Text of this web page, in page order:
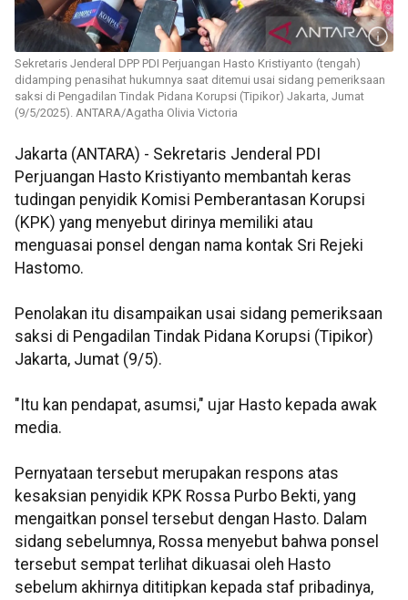
Sekretaris Jenderal DPP PDI Perjuangan Hasto Kristiyanto (tengah)
didamping penasihat hukumnya saat ditemui usai sidang pemeriksaan
saksi di Pengadilan Tindak Pidana Korupsi (Tipikor) Jakarta, Jumat
(9/5/2025). ANTARA/Agatha Olivia Victoria
Jakarta (ANTARA) - Sekretaris Jenderal PDI
Perjuangan Hasto Kristiyanto membantah keras
tudingan penyidik Komisi Pemberantasan Korupsi
(KPK) yang menyebut dirinya memiliki atau
menguasai ponsel dengan nama kontak Sri Rejeki
Hastomo.
Penolakan itu disampaikan usai sidang pemeriksaan
saksi di Pengadilan Tindak Pidana Korupsi (Tipikor)
Jakarta, Jumat (9/5).
"Itu kan pendapat, asumsi," ujar Hasto kepada awak
media.
Pernyataan tersebut merupakan respons atas
kesaksian penyidik KPK Rossa Purbo Bekti, yang
mengaitkan ponsel tersebut dengan Hasto. Dalam
sidang sebelumnya, Rossa menyebut bahwa ponsel
tersebut sempat terlihat dikuasai oleh Hasto
sebelum akhirnya dititipkan kepada staf pribadinya,